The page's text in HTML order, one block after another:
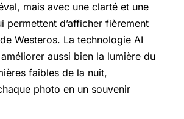
mais avec une clarté et une
permettent d’afficher fièrement
Westeros. La technologie AI
améliorer aussi bien la lumière du
faibles de la nuit,
photo en un souvenir